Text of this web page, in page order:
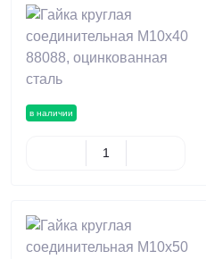
в наличии